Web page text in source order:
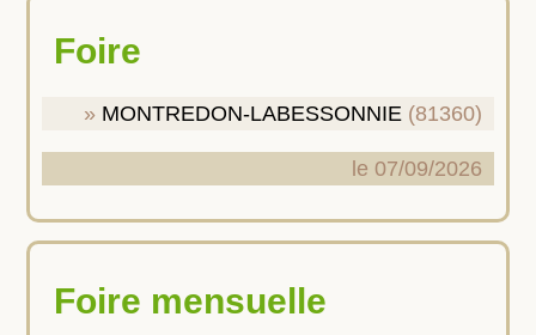
Foire
MONTREDON-LABESSONNIE (81360)
le 07/09/2026
Foire mensuelle